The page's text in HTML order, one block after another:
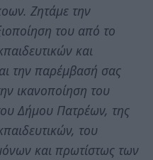
Ζητάμε την
του από το
και
την παρέμβασή σας
ικανοποίηση του
Δήμου Πατρέων, της
του
και πρωτίστως των